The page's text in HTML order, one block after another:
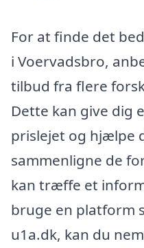
For at finde det
i Voervadsbro,
tilbud fra flere
Dette kan give dig
prislejet og hjælpe
sammenligne de
kan træffe et
bruge en platform
u1a.dk, kan du